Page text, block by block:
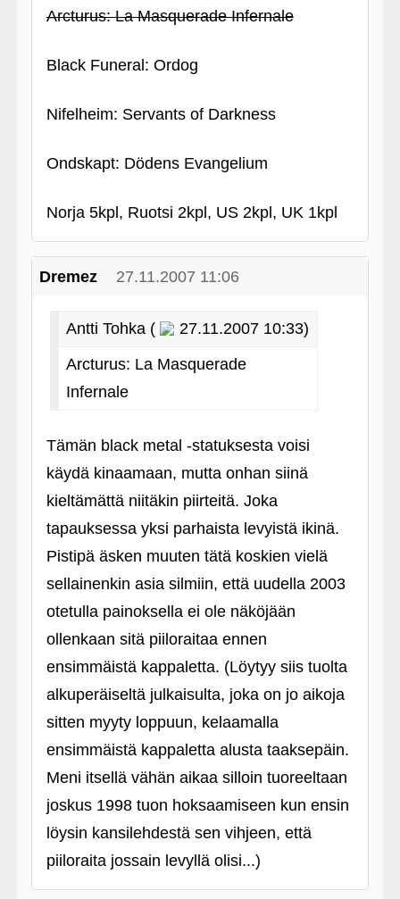
Arcturus: La Masquerade Infernale
Black Funeral: Ordog
Nifelheim: Servants of Darkness
Ondskapt: Dödens Evangelium
Norja 5kpl, Ruotsi 2kpl, US 2kpl, UK 1kpl
Dremez 27.11.2007 11:06
Antti Tohka (
27.11.2007 10:33)
Arcturus: La Masquerade
Infernale
Tämän black metal ‑statuksesta voisi
käydä kinaamaan, mutta onhan siinä
kieltämättä niitäkin piirteitä. Joka
tapauksessa yksi parhaista levyistä ikinä.
Pistipä äsken muuten tätä koskien vielä
sellainenkin asia silmiin, että uudella 2003
otetulla painoksella ei ole näköjään
ollenkaan sitä piiloraitaa ennen
ensimmäistä kappaletta. (Löytyy siis tuolta
alkuperäiseltä julkaisulta, joka on jo aikoja
sitten myyty loppuun, kelaamalla
ensimmäistä kappaletta alusta taaksepäin.
Meni itsellä vähän aikaa silloin tuoreeltaan
joskus 1998 tuon hoksaamiseen kun ensin
löysin kansilehdestä sen vihjeen, että
piiloraita jossain levyllä olisi...)